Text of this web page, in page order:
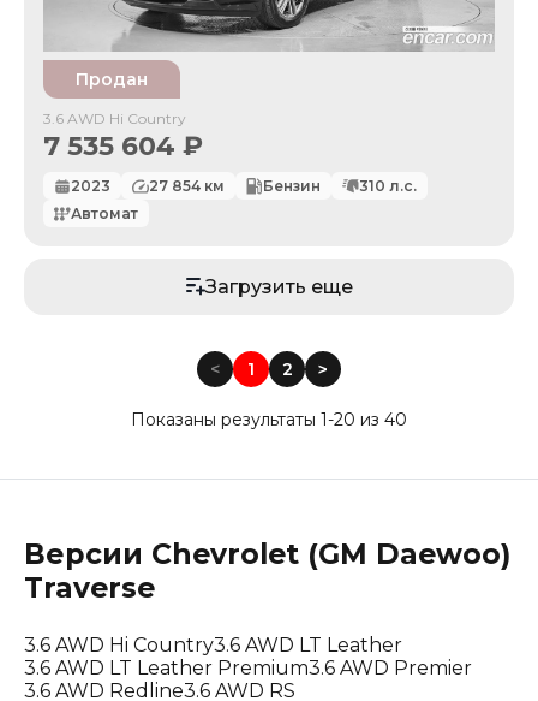
Продан
3.6 AWD Hi Country
7 535 604 ₽
2023 27 854 км Бензин 310 л.с.
Автомат
Загрузить еще
< 1 2 <
Показаны результаты 1-20 из 40
Версии Chevrolet (GM Daewoo)
Traverse
3.6 AWD Hi Country3.6 AWD LT Leather
3.6 AWD LT Leather Premium3.6 AWD Premier
3.6 AWD Redline3.6 AWD RS